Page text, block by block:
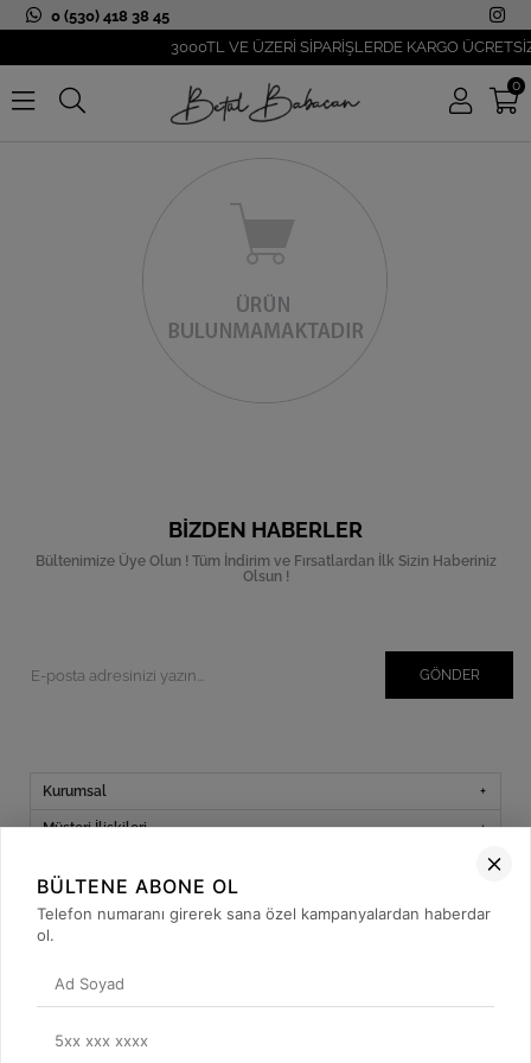
0 (530) 418 38 45
3000TL VE ÜZERİ SİPARİŞLERDE KARGO ÜCRETSİZ!
0
BIZDEN HABERLER
Bültenimize Üye Olun ! Tüm İndirim ve Fırsatlardan İlk Sizin Haberiniz
Olsun !
GÖNDER
Kurumsal
Müşteri İlişkileri
Sosyal Medya
BÜLTENE ABONE OL
Telefon numaranı girerek sana özel kampanyalardan haberdar
ol.